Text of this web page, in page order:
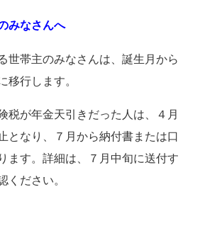
みなさんへ
世帯主のみなさんは、誕生月から
移行します。
が年金天引きだった人は、４月
となり、７月から納付書または口
ます。詳細は、７月中旬に送付す
ください。